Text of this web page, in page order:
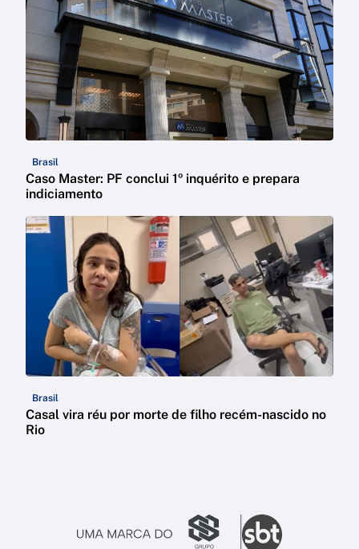
Brasil
Caso Master: PF conclui 1º inquérito e prepara
indiciamento
Brasil
Casal vira réu por morte de filho recém-nascido no
Rio